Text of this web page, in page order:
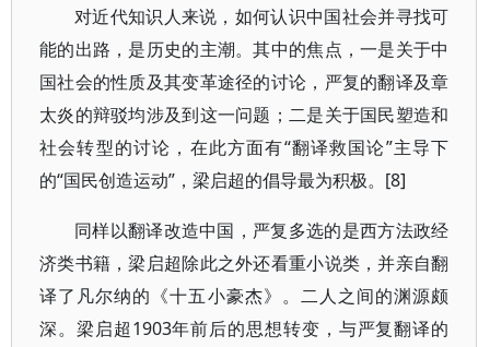
对近代知识人来说，如何认识中国社会并寻找可
能的出路，是历史的主潮。其中的焦点，一是关于中
国社会的性质及其变革途径的讨论，严复的翻译及章
太炎的辩驳均涉及到这一问题；二是关于国民塑造和
社会转型的讨论，在此方面有“翻译救国论”主导下
的“国民创造运动”，梁启超的倡导最为积极。[8]
同样以翻译改造中国，严复多选的是西方法政经
济类书籍，梁启超除此之外还看重小说类，并亲自翻
译了凡尔纳的《十五小豪杰》。二人之间的渊源颇
深。梁启超1903年前后的思想转变，与严复翻译的